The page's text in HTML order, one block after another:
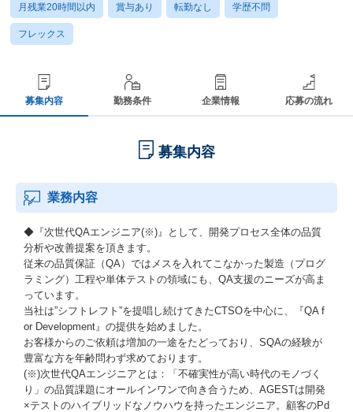
月残業20時間以内 賞与あり 転勤なし 学歴不問
フレックス
募集内容 勤務条件 企業情報 応募の流れ
募集内容
業務内容
◆『次世代QAエンジニア(※)』として、開発プロセス全体の品質
分析や改善提案を頂きます。
従来の品質保証（QA）ではメスを入れてこなかった製造（プログ
ラミング）工程や単体テストの領域にも、QA支援のニーズが高ま
っています。
当社は”シフトレフト”を提唱し続けてきたCTSOを中心に、『QA f
or Development』の提供を始めました。
お客様からのご依頼は増加の一途をたどっており、SQAの経験が
豊富な方を年齢問わず求めております。
(※)次世代QAエンジニアとは：「不確実性が高い時代のモノづく
り」の品質課題にオールインワンで向き合うため、AGESTは開発
×テストのハイブリッドなノウハウを持ったエンジニア。顧客のPd